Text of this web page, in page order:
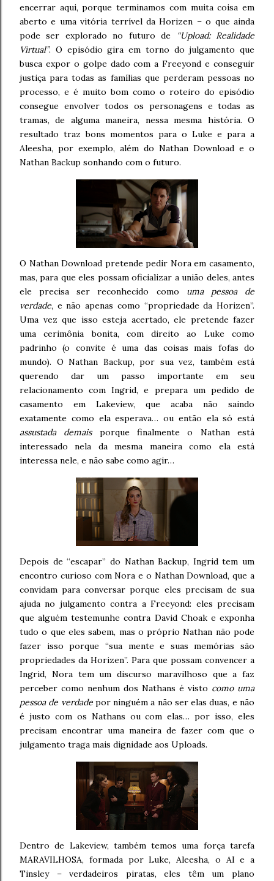
encerrar aqui, porque terminamos com muita coisa em
aberto e uma vitória terrível da Horizen – o que ainda
pode ser explorado no futuro de
“Upload: Realidade
Virtual”. O episódio gira em torno do julgamento que
busca expor o golpe dado com a Freeyond e conseguir
justiça para todas as famílias que perderam pessoas no
processo, e é muito bom como o roteiro do episódio
consegue envolver todos os personagens e todas as
tramas, de alguma maneira, nessa mesma história. O
resultado traz bons momentos para o Luke e para a
Aleesha, por exemplo, além do Nathan Download e o
Nathan Backup sonhando com o futuro.
O Nathan Download pretende pedir Nora em casamento,
mas, para que eles possam oficializar a união deles, antes
ele precisa ser reconhecido como uma pessoa de
verdade, e não apenas como “propriedade da Horizen”.
Uma vez que isso esteja acertado, ele pretende fazer
uma cerimônia bonita, com direito ao Luke como
padrinho (o convite é uma das coisas mais fofas do
mundo). O Nathan Backup, por sua vez, também está
querendo dar um passo importante em seu
relacionamento com Ingrid, e prepara um pedido de
casamento em Lakeview, que acaba não saindo
exatamente como ela esperava… ou então ela só está
assustada demaisporque finalmente o Nathan está
interessado nela da mesma maneira como ela está
interessa nele, e não sabe como agir…
Depois de “escapar” do Nathan Backup, Ingrid tem um
encontro curioso com Nora e o Nathan Download, que a
convidam para conversar porque eles precisam de sua
ajuda no julgamento contra a Freeyond: eles precisam
que alguém testemunhe contra David Choak e exponha
tudo o que eles sabem, mas o próprio Nathan não pode
fazer isso porque “sua mente e suas memórias são
propriedades da Horizen”. Para que possam convencer a
Ingrid, Nora tem um discurso maravilhoso que a faz
perceber como nenhum dos Nathans é visto como uma
pessoa de verdadepor ninguém a não ser elas duas, e não
é justo com os Nathans ou com elas… por isso, eles
precisam encontrar uma maneira de fazer com que o
julgamento traga mais dignidade aos Uploads.
Dentro de Lakeview, também temos uma força tarefa
MARAVILHOSA, formada por Luke, Aleesha, o AI e a
Tinsley – verdadeiros piratas, eles têm um plano